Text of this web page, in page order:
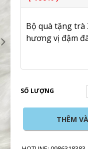
Bộ quà tặng trà
hương vị đậm
SỐ LƯỢNG
THÊM